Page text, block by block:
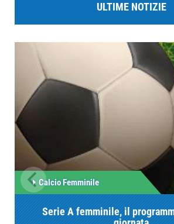
ULTIME NOTIZIE
Calcio Femminile
Serie A femminile, il